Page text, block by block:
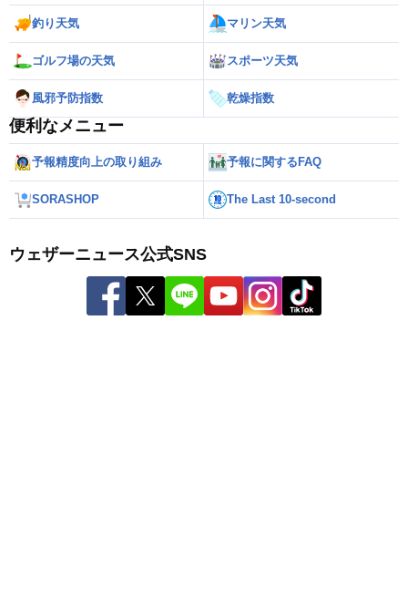
釣り天気 マリン天気
ゴルフ場の天気 スポーツ天気
風邪予防指数 乾燥指数
便利なメニュー
予報精度向上の取り組み 予報に関するFAQ
SORASHOP The Last 10-second
ウェザーニュース公式SNS